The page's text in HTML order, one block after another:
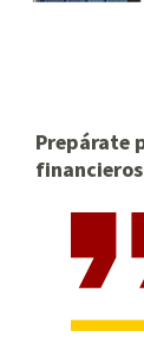
Prepárate